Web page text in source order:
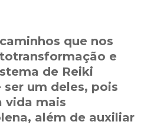
que nos
e
de Reiki
um deles, pois
vida mais
além de auxiliar